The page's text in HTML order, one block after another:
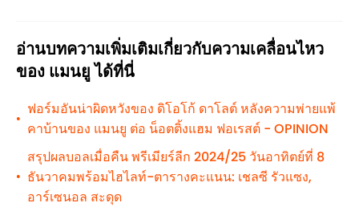
อ่านบทความเพิ่มเติมเกี่ยวกับความเคลื่อนไหว
ของ แมนยู ได้ที่นี่
•
ฟอร์มอันน่าผิดหวังของ ดิโอโก้ ดาโลต์ หลังความพ่ายแพ้
คาบ้านของ แมนยู ต่อ น็อตติ้งแฮม ฟอเรสต์ - OPINION
•
สรุปผลบอลเมื่อคืน พรีเมียร์ลีก 2024/25 วันอาทิตย์ที่ 8
ธันวาคมพร้อมไฮไลท์-ตารางคะแนน: เชลซี รัวแซง,
อาร์เซนอล สะดุด